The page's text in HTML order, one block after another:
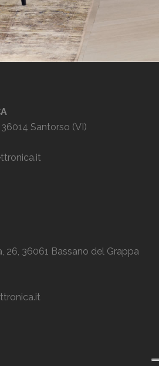
Santorso (VI)
26, 36061 Bassano del Grappa